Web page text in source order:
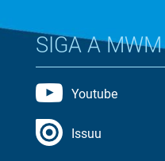
SIGA A MWM
Youtube
Issuu